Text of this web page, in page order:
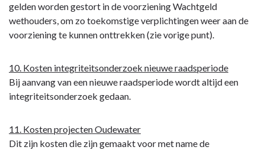
gelden worden gestort in de voorziening Wachtgeld
wethouders, om zo toekomstige verplichtingen weer aan de
voorziening te kunnen onttrekken (zie vorige punt).
10. Kosten integriteitsonderzoek nieuwe raadsperiode
Bij aanvang van een nieuwe raadsperiode wordt altijd een
integriteitsonderzoek gedaan.
11. Kosten projecten Oudewater
Dit zijn kosten die zijn gemaakt voor met name de